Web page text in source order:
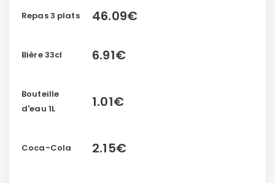
Repas 3 plats 46.09€
Bière 33cl 6.91€
Bouteille
d'eau 1L
1.01€
Coca-Cola 2.15€